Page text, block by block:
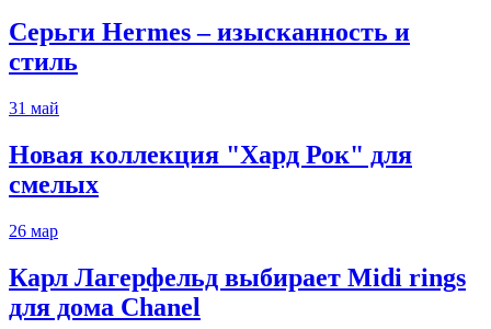
Серьги Hermes – изысканность и
стиль
31 май
Новая коллекция "Хард Рок" для
смелых
26 мар
Карл Лагерфельд выбирает Midi rings
для дома Chanel